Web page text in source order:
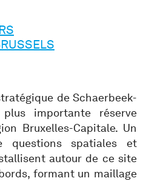
de Schaerbeek-
importante réserve
Bruxelles-Capitale. Un
questions spatiales et
autour de ce site
formant un maillage